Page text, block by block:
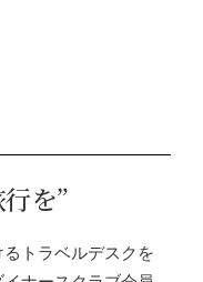
を”
トラベルデスクを